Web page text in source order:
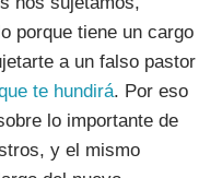
porque tiene un cargo
a un falso pastor
te hundirá. Por eso
lo importante de
y el mismo